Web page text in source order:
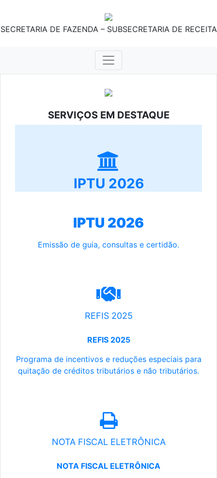
SECRETARIA DE FAZENDA – SUBSECRETARIA DE RECEITA
SERVIÇOS EM DESTAQUE
IPTU 2026
IPTU 2026
Emissão de guia, consultas e certidão.
REFIS 2025
REFIS 2025
Programa de incentivos e reduções especiais para
quitação de créditos tributários e não tributários.
NOTA FISCAL ELETRÔNICA
NOTA FISCAL ELETRÔNICA